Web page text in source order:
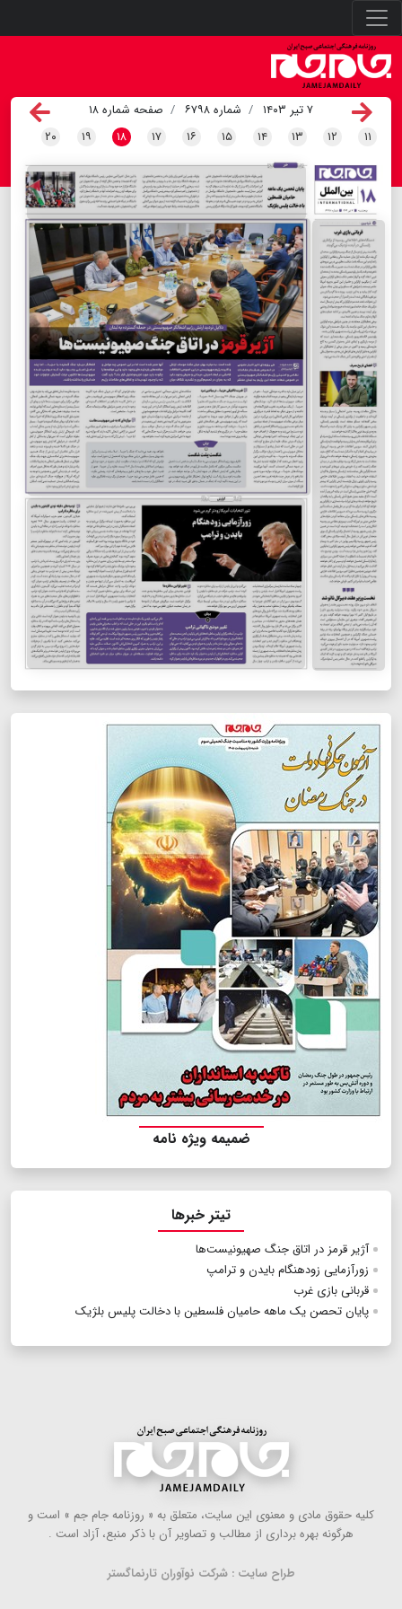
۷ تیر ۱۴۰۳ شماره ۶۷۹۸
صفحه شماره ۱۸
۱۱ ۱۲ ۱۳ ۱۴ ۱۵ ۱۶ ۱۷ ۱۸ ۱۹ ۲۰
ضمیمه ویژه نامه
تیتر خبرها
آژیر قرمز در اتاق جنگ صهیونیست‌ها
زورآزمایی زودهنگام بایدن و ترامپ
قربانی بازی غرب
پایان تحصن یک ماهه حامیان فلسطین با دخالت پلیس بلژیک
كلیه حقوق مادی و معنوی این سایت، متعلق به « روزنامه جام جم » است و
هرگونه بهره ‌برداری از مطالب و تصاویر آن با ذكر منبع، آزاد است .
طراح سایت : شرکت نوآوران تارنماگستر